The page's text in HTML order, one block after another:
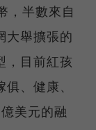
，半數來自
大舉擴張的
，目前紅孩
、健康、
美元的融